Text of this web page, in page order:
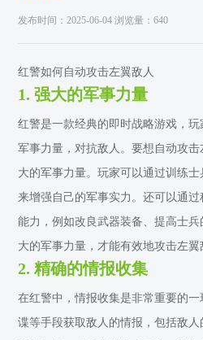
发布时间：2025-06-04 浏览量：640
红警如何自动攻击左翼敌人
1. 强大的军事力量
红警是一款经典的即时战略游戏，
军事力量，对抗敌人。要想自动攻
大的军事力量。玩家可以通过训练
来增强自己的军事实力。还可以通
能力，例如改良武器装备、提高士
大的军事力量，才能有效地攻击左翼
2. 精确的情报收集
在红警中，情报收集是非常重要的
谍等手段获取敌人的情报，包括敌